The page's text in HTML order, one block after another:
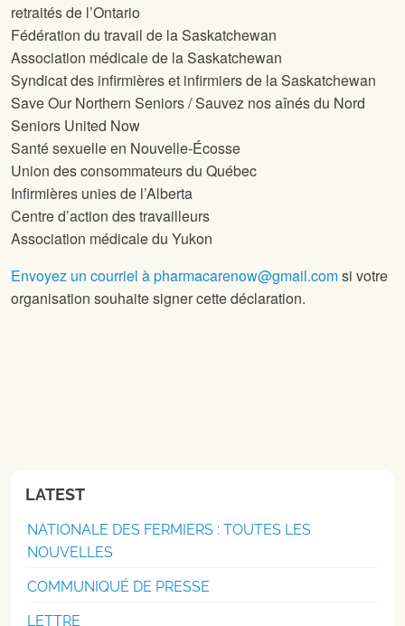
retraités de l’Ontario
Fédération du travail de la Saskatchewan
Association médicale de la Saskatchewan
Syndicat des infirmières et infirmiers de la Saskatchewan
Save Our Northern Seniors / Sauvez nos aînés du Nord
Seniors United Now
Santé sexuelle en Nouvelle-Écosse
Union des consommateurs du Québec
Infirmières unies de l’Alberta
Centre d’action des travailleurs
Association médicale du Yukon
Envoyez un courriel à pharmacarenow@gmail.comsi votre
organisation souhaite signer cette déclaration.
LATEST
NATIONALE DES FERMIERS : TOUTES LES
NOUVELLES
COMMUNIQUÉ DE PRESSE
LETTRE